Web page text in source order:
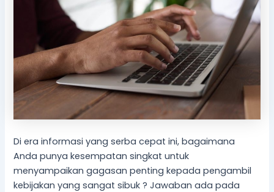
Di era informasi yang serba cepat ini, bagaimana
Anda punya kesempatan singkat untuk
menyampaikan gagasan penting kepada pengambil
kebijakan yang sangat sibuk ? Jawaban ada pada